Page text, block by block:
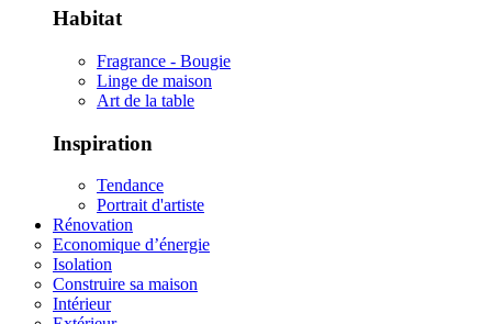
Habitat
Fragrance - Bougie
Linge de maison
Art de la table
Inspiration
Tendance
Portrait d'artiste
Rénovation
Economique d’énergie
Isolation
Construire sa maison
Intérieur